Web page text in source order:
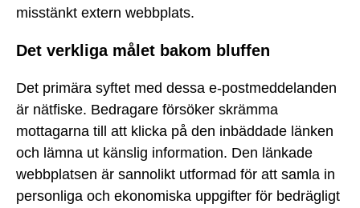
misstänkt extern webbplats.
Det verkliga målet bakom bluffen
Det primära syftet med dessa e-postmeddelanden
är nätfiske. Bedragare försöker skrämma
mottagarna till att klicka på den inbäddade länken
och lämna ut känslig information. Den länkade
webbplatsen är sannolikt utformad för att samla in
personliga och ekonomiska uppgifter för bedrägligt